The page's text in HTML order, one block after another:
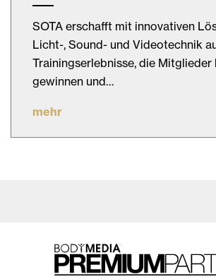
SOTA erschafft mit innovativen
Licht-, Sound- und Videotechnik
Trainingserlebnisse, die Mitglieder
gewinnen und…
mehr